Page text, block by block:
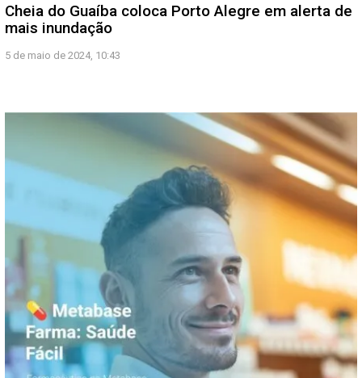
Cheia do Guaíba coloca Porto Alegre em alerta de
mais inundação
5 de maio de 2024, 10:43